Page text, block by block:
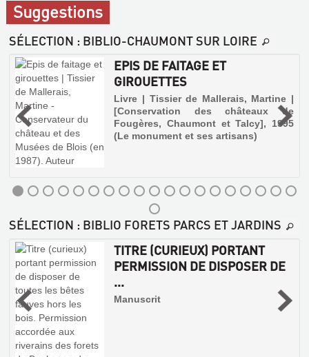
Suggestions
SÉLECTION : BIBLIO-CHAUMONT SUR LOIRE
EPIS DE FAITAGE ET
GIROUETTES
Livre | Tissier de Mallerais, Martine |
[Conservation des châteaux de
Fougères, Chaumont et Talcy], 1995
(Le monument et ses artisans)
SÉLECTION : BIBLIO FORETS PARCS ET JARDINS
TITRE (CURIEUX) PORTANT
PERMISSION DE DISPOSER DE
...
Manuscrit